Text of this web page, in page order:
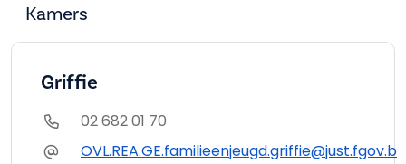
Kamers
Griffie
02 682 01 70
OVL.REA.GE.familieenjeugd.griffie@just.fgov.b